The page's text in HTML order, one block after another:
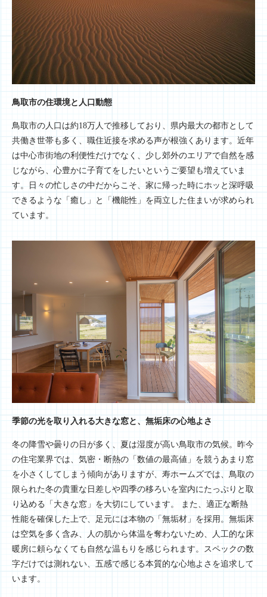
鳥取市の住環境と人口動態
鳥取市の人口は約18万人で推移しており、県内最大の都市として
共働き世帯も多く、職住近接を求める声が根強くあります。近年
は中心市街地の利便性だけでなく、少し郊外のエリアで自然を感
じながら、心豊かに子育てをしたいというご要望も増えていま
す。日々の忙しさの中だからこそ、家に帰った時にホッと深呼吸
できるような「癒し」と「機能性」を両立した住まいが求められ
ています。
季節の光を取り入れる大きな窓と、無垢床の心地よさ
冬の降雪や曇りの日が多く、夏は湿度が高い鳥取市の気候。昨今
の住宅業界では、気密・断熱の「数値の最高値」を競うあまり窓
を小さくしてしまう傾向がありますが、寿ホームズでは、鳥取の
限られた冬の貴重な日差しや四季の移ろいを室内にたっぷりと取
り込める「大きな窓」を大切にしています。 また、適正な断熱
性能を確保した上で、足元には本物の「無垢材」を採用。無垢床
は空気を多く含み、人の肌から体温を奪わないため、人工的な床
暖房に頼らなくても自然な温もりを感じられます。スペックの数
字だけでは測れない、五感で感じる本質的な心地よさを追求して
います。